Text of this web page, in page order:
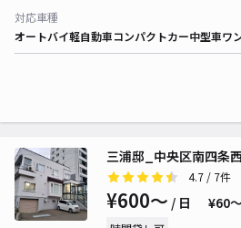
対応車種
オートバイ軽自動車コンパクトカー中型車ワ
三浦邸_中央区南四条
4.7 / 7件
¥600〜 / 日 ¥60